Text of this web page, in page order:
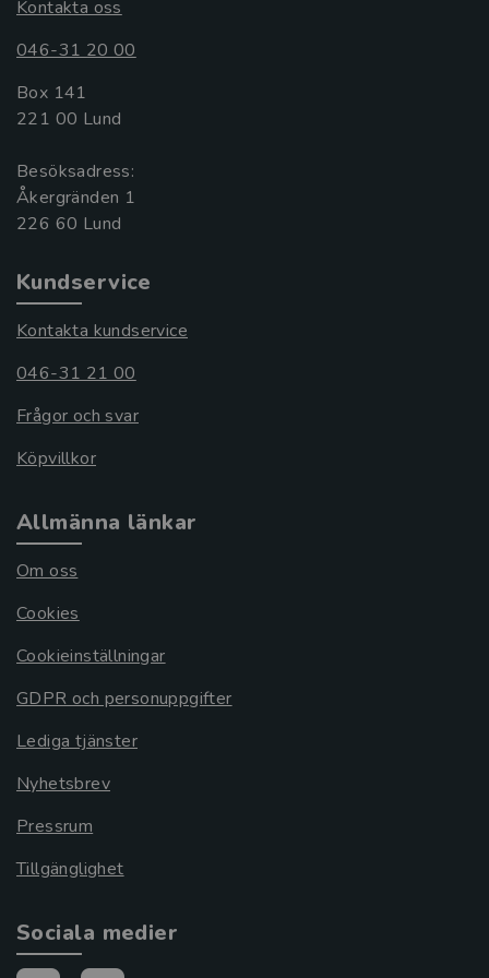
Kontakta oss
046-31 20 00
Box 141
221 00 Lund
Besöksadress:
Åkergränden 1
Kundservice
Kontakta kundservice
046-31 21 00
Frågor och svar
Köpvillkor
Allmänna länkar
Om oss
Cookies
Cookieinställningar
GDPR och personuppgifter
Lediga tjänster
Nyhetsbrev
Pressrum
Tillgänglighet
Sociala medier